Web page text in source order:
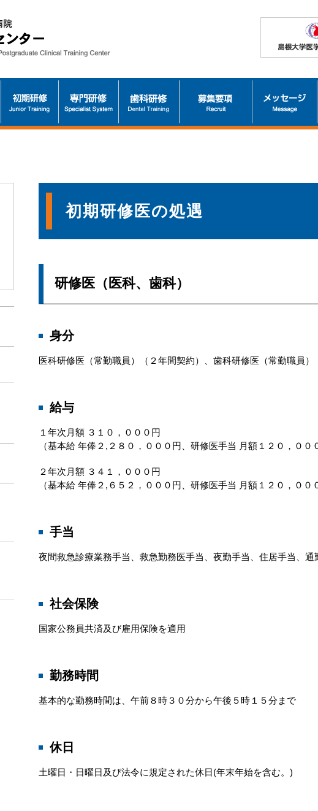
初期研修医の処遇
研修医（医科、歯科）
身分
医科研修医（常勤職員）（２年間契約）、歯科研修医（常勤職員）
給与
１年次月額 ３１０，０００円
（基本給 年俸２,２８０，０００円、研修医手当 月額１２０，００
２年次月額 ３４１，０００円
（基本給 年俸２,６５２，０００円、研修医手当 月額１２０，００
手当
夜間救急診療業務手当、救急勤務医手当、夜勤手当、住居手当、通
社会保険
国家公務員共済及び雇用保険を適用
勤務時間
基本的な勤務時間は、午前８時３０分から午後５時１５分まで
休日
土曜日・日曜日及び法令に規定された休日(年末年始を含む。)